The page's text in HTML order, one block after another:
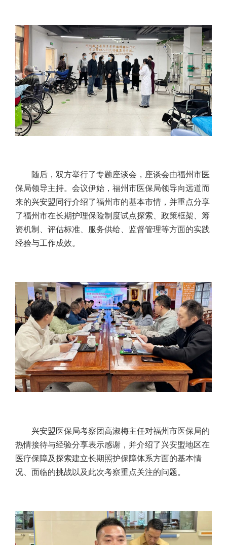
随后，双方举行了专题座谈会，座谈会由福州市医
保局领导主持。会议伊始，福州市医保局领导向远道而
来的兴安盟同行介绍了福州市的基本市情，并重点分享
了福州市在长期护理保险制度试点探索、政策框架、筹
资机制、评估标准、服务供给、监督管理等方面的实践
经验与工作成效。
兴安盟医保局考察团高淑梅主任对福州市医保局的
热情接待与经验分享表示感谢，并介绍了兴安盟地区在
医疗保障及探索建立长期照护保障体系方面的基本情
况、面临的挑战以及此次考察重点关注的问题。